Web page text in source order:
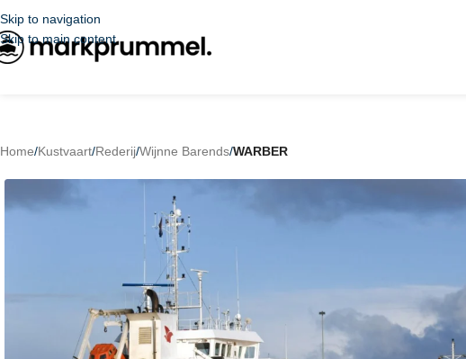
Skip to navigation
Skip to main content
Home/Kustvaart/Rederij/Wijnne Barends/WARBER